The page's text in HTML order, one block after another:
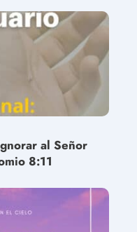
al Señor
8:11